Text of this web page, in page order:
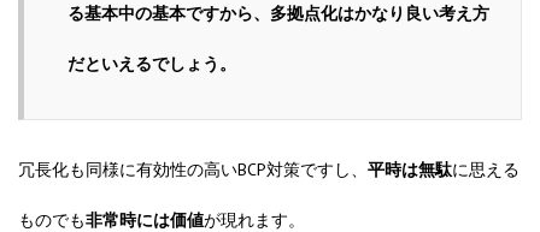
る基本中の基本ですから、多拠点化はかなり良い考え方
だといえるでしょう。
冗長化も同様に有効性の高いBCP対策ですし、 平時は無駄に思える
ものでも非常時には価値が現れます。